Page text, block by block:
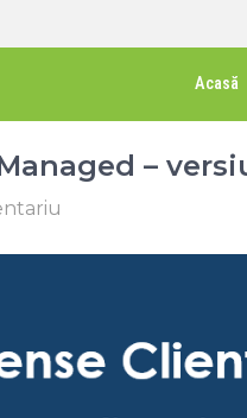
Acasă
–